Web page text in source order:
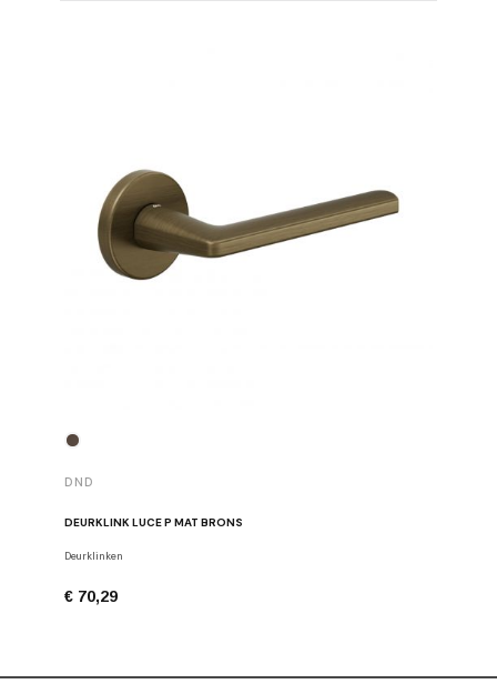
DND
DEURKLINK LUCE P MAT BRONS
Deurklinken
€ 70,29